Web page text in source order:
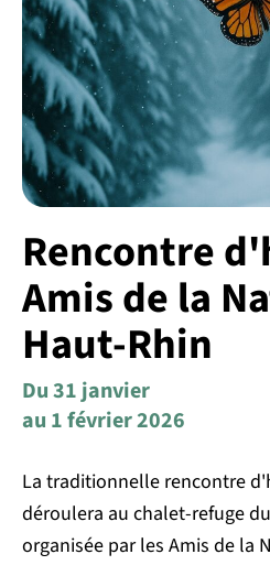
Rencontre
Amis de la
Haut-Rhin
Du 31 janvier
au 1 février 2026
La traditionnelle rencontre
déroulera au chalet-refuge
organisée par les Amis de la